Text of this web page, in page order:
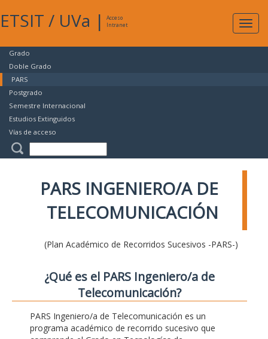
ETSIT / UVa |
Acceso
Intranet
Grado
Doble Grado
PARS
Postgrado
Semestre Internacional
Estudios Extinguidos
Vías de acceso
PARS INGENIERO/A DE
TELECOMUNICACIÓN
(Plan Académico de Recorridos Sucesivos -PARS-)
¿Qué es el PARS Ingeniero/a de
Telecomunicación?
PARS Ingeniero/a de Telecomunicación es un
programa académico de recorrido sucesivo que